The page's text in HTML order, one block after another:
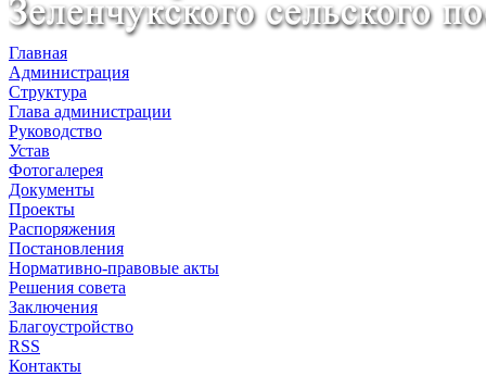
Главная
Администрация
Структура
Глава администрации
Руководство
Устав
Фотогалерея
Документы
Проекты
Распоряжения
Постановления
Нормативно-правовые акты
Решения совета
Заключения
Благоустройство
RSS
Контакты